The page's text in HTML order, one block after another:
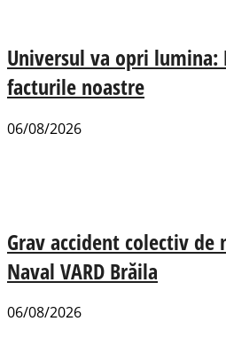
Universul va opri lumina:
facturile noastre
06/08/2026
Grav accident colectiv de
Naval VARD Brăila
06/08/2026